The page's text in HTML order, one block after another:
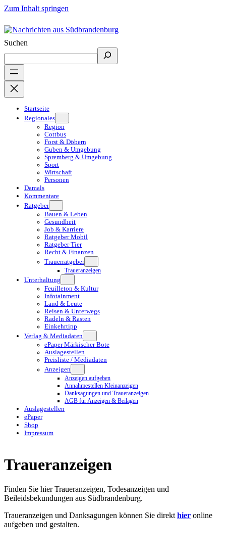
Zum Inhalt springen
Suchen
Startseite
Regionales
Region
Cottbus
Forst & Döbern
Guben & Umgebung
Spremberg & Umgebung
Sport
Wirtschaft
Personen
Damals
Kommentare
Ratgeber
Bauen & Leben
Gesundheit
Job & Karriere
Ratgeber Mobil
Ratgeber Tier
Recht & Finanzen
Trauerratgeber
Traueranzeigen
Unterhaltung
Feuilleton & Kultur
Infotainment
Land & Leute
Reisen & Unterwegs
Radeln & Rasten
Einkehrtipp
Verlag & Mediadaten
ePaper Märkischer Bote
Auslagestellen
Preisliste / Mediadaten
Anzeigen
Anzeigen aufgeben
Annahmestellen Kleinanzeigen
Danksagungen und Traueranzeigen
AGB für Anzeigen & Beilagen
Auslagestellen
ePaper
Shop
Impressum
Traueranzeigen
Finden Sie hier Traueranzeigen, Todesanzeigen und
Beileidsbekundungen aus Südbrandenburg.
Traueranzeigen und Danksagungen können Sie direkt hier online
aufgeben und gestalten.